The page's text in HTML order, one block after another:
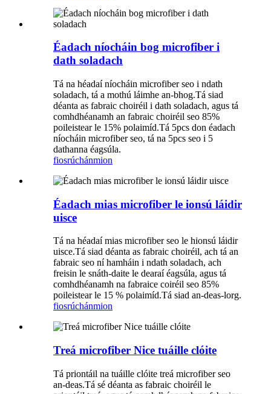
Éadach níocháin bog microfiber i
dath soladach
Tá na héadaí níocháin microfiber seo i ndath
soladach, tá a mothú láimhe an-bhog.Tá siad
déanta as fabraic choiréil i dath soladach, agus tá
comhdhéanamh an fabraic choiréil seo 85%
poileistear le 15% polaimíd.Tá 5pcs don éadach
níocháin microfiber seo, tá na 5pcs seo i 5
dathanna éagsúla.
fiosrúchánmion
Éadach mias microfiber le ionsú láidir
uisce
Tá na héadaí mias microfiber seo le hionsú láidir
uisce.Tá siad déanta as fabraic choiréil, ach tá an
fabraic seo ní hamháin i ndath soladach, ach
freisin le snáth-daite le dearaí éagsúla, agus tá
comhdhéanamh na fabraice coiréil seo 85%
poileistear le 15 % polaimíd.Tá siad an-deas-lorg.
fiosrúchánmion
Treá microfiber Nice tuáille clóite
Tá priontáil na tuáille clóite treá microfiber seo
an-deas.Tá sé déanta as fabraic choiréil le